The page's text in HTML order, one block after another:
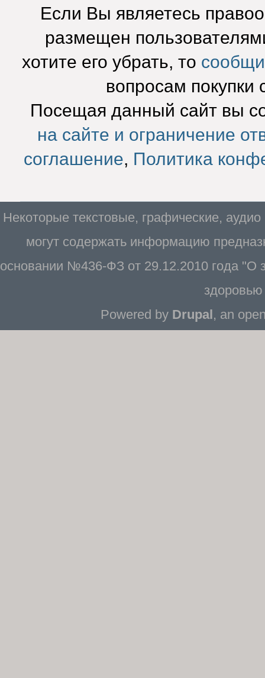
Если Вы являетесь
размещен
хотите его убрать, то
вопросам покупки
Посещая данный сайт вы
на сайте и ограничение
соглашение, Политика
Некоторые текстовые, графические,
могут содержать информацию
основании №436-ФЗ от 29.12.2010 года "О
Powered by Drupal, an